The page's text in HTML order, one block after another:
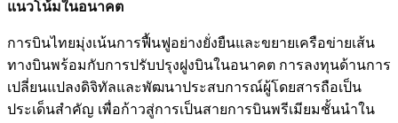
แนวโน้มในอนาคต
การบินไทยมุ่งเน้นการฟื้นฟูอย่างยั่งยืนและขยายเครือข่ายเส้น
ทางบินพร้อมกับการปรับปรุงฝูงบินในอนาคต การลงทุนด้านการ
เปลี่ยนแปลงดิจิทัลและพัฒนาประสบการณ์ผู้โดยสารถือเป็น
ประเด็นสำคัญ เพื่อก้าวสู่การเป็นสายการบินพรีเมียมชั้นนำใน